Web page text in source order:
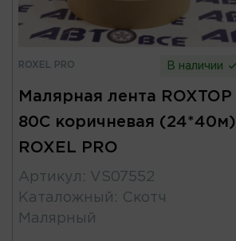
ROXEL PRO В наличии
Малярная лента ROXTOP
80C коричневая (24*40м)
ROXEL PRO
Артикул : VS07552
Каталожный : Скотч
Малярный